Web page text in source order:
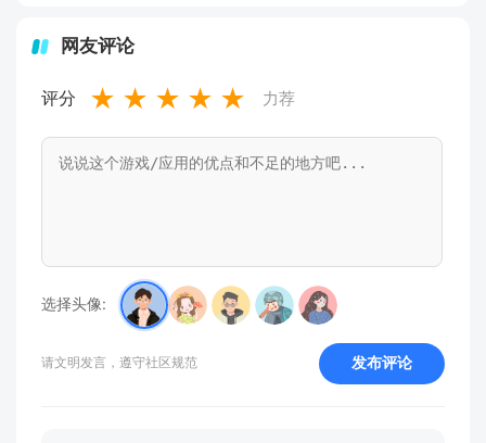
网友评论
评分 ★ ★ ★ ★ ★ 力荐
选择头像:
请文明发言，遵守社区规范 发布评论